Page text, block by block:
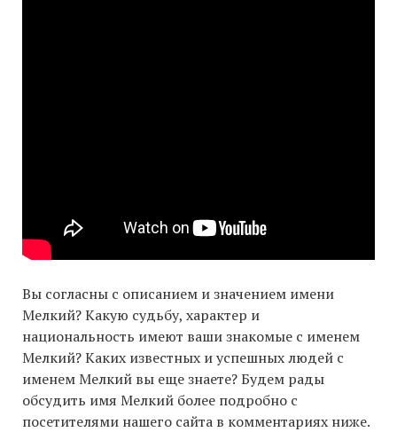
Вы согласны с описанием и значением имени
Мелкий? Какую судьбу, характер и
национальность имеют ваши знакомые с именем
Мелкий? Каких известных и успешных людей с
именем Мелкий вы еще знаете? Будем рады
обсудить имя Мелкий более подробно с
посетителями нашего сайта в комментариях ниже.